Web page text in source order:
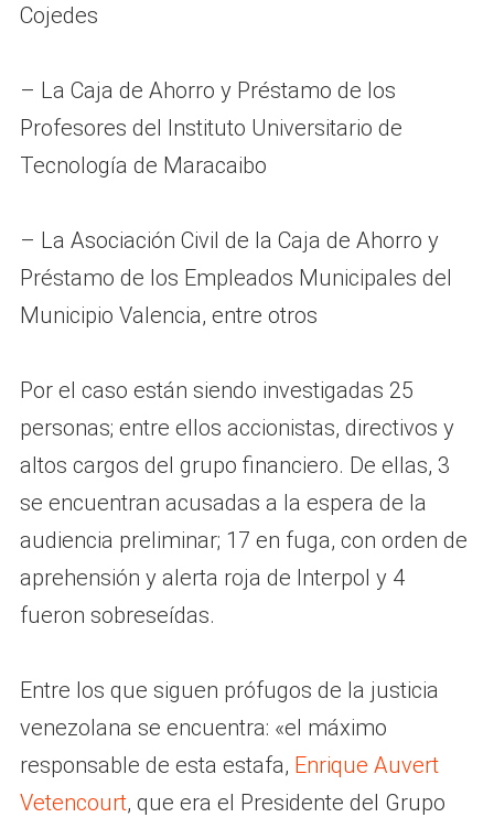
Cojedes
– La Caja de Ahorro y Préstamo de los
Profesores del Instituto Universitario de
Tecnología de Maracaibo
– La Asociación Civil de la Caja de Ahorro y
Préstamo de los Empleados Municipales del
Municipio Valencia, entre otros
Por el caso están siendo investigadas 25
personas; entre ellos accionistas, directivos y
altos cargos del grupo financiero. De ellas, 3
se encuentran acusadas a la espera de la
audiencia preliminar; 17 en fuga, con orden de
aprehensión y alerta roja de Interpol y 4
fueron sobreseídas.
Entre los que siguen prófugos de la justicia
venezolana se encuentra: «el máximo
responsable de esta estafa, Enrique Auvert
Vetencourt, que era el Presidente del Grupo